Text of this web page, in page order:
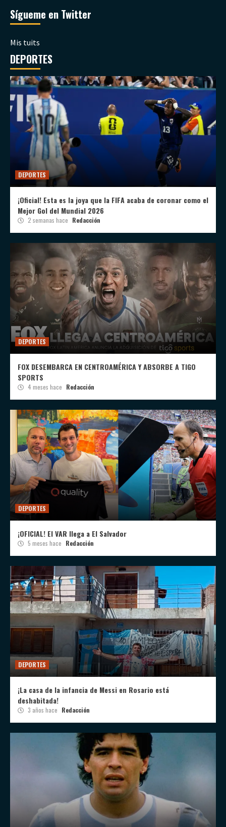
Sígueme en Twitter
Mis tuits
DEPORTES
DEPORTES
¡Oficial! Esta es la joya que la FIFA acaba de coronar como el
Mejor Gol del Mundial 2026
2 semanas hace Redacción
DEPORTES
FOX DESEMBARCA EN CENTROAMÉRICA Y ABSORBE A TIGO
SPORTS
4 meses hace Redacción
DEPORTES
¡OFICIAL! El VAR llega a El Salvador
5 meses hace Redacción
DEPORTES
¡La casa de la infancia de Messi en Rosario está
deshabitada!
3 años hace Redacción